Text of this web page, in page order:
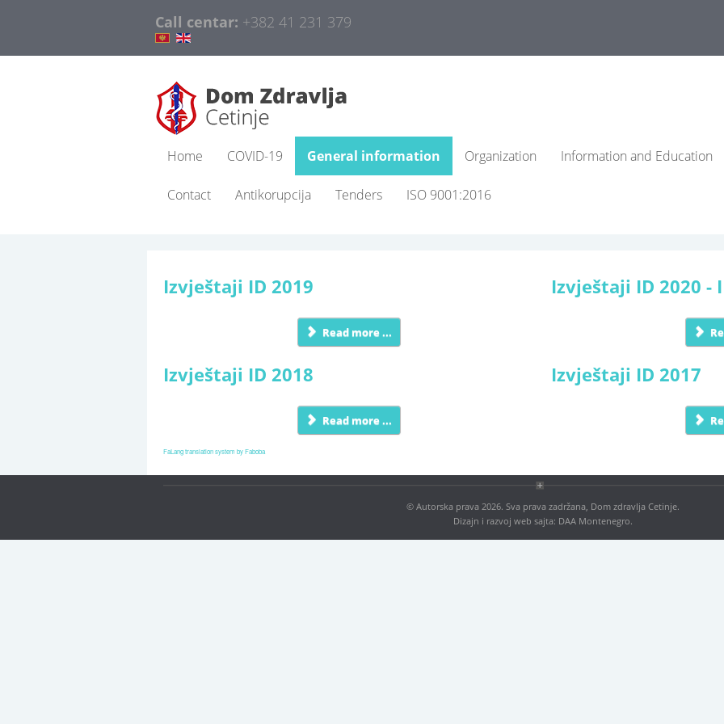
Call centar: +382 41 231 379
Home COVID-19 General information Organization Information and Education
Contact Antikorupcija Tenders ISO 9001:2016
Izvještaji ID 2019
Read more ...
Izvještaji ID 2020 -
Izvještaji ID 2018
Read more ...
Izvještaji ID 2017
FaLang translation system by Faboba
© Autorska prava 2026. Sva prava zadržana, Dom zdravlja Cetinje.
Dizajn i razvoj web sajta: DAA Montenegro.